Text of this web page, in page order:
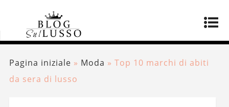
Pagina iniziale » Moda » Top 10 marchi di abiti
da sera di lusso